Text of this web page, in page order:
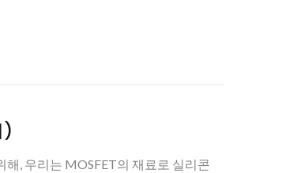
)
, 우리는 MOSFET의 재료로 실리콘